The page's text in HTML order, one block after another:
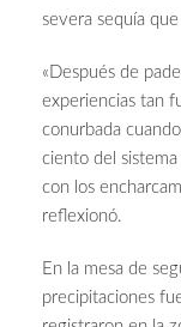
severa sequía
«Después de
experiencias tan
conurbada
ciento del
con los
reflexionó.
En la mesa de
precipitaciones